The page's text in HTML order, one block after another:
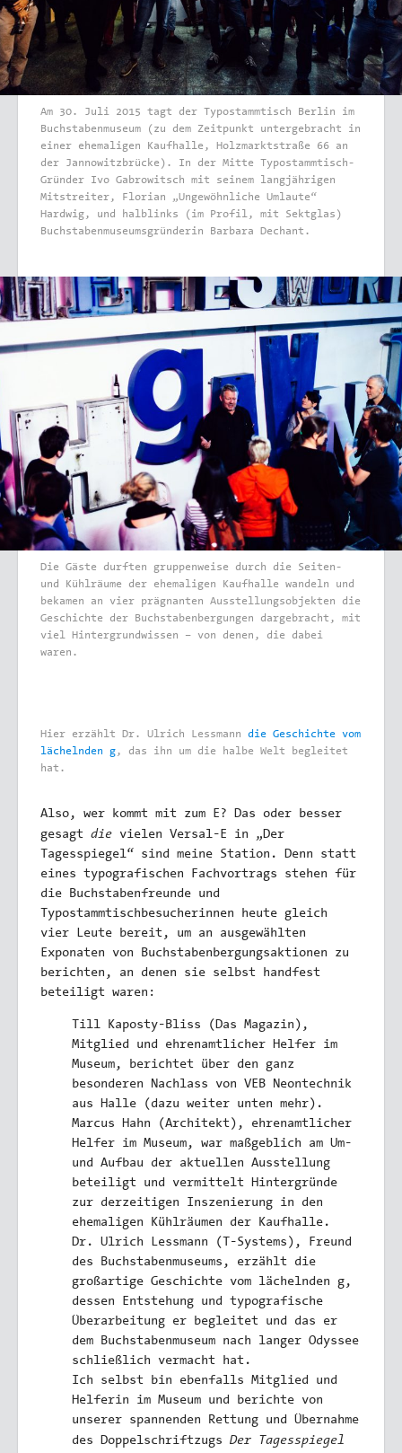
Am 30. Juli 2015 tagt der Typostammtisch Berlin im
Buchstabenmuseum (zu dem Zeitpunkt untergebracht in
einer ehemaligen Kaufhalle, Holzmarktstraße 66 an
der Jannowitzbrücke). In der Mitte Typostammtisch-
Gründer Ivo Gabrowitsch mit seinem langjährigen
Mitstreiter, Florian „Ungewöhnliche Umlaute“
Hardwig, und halblinks (im Profil, mit Sektglas)
Buchstabenmuseumsgründerin Barbara Dechant.
Die Gäste durften gruppenweise durch die Seiten-
und Kühlräume der ehemaligen Kaufhalle wandeln und
bekamen an vier prägnanten Ausstellungsobjekten die
Geschichte der Buchstabenbergungen dargebracht, mit
viel Hintergrundwissen – von denen, die dabei
waren.
Hier erzählt Dr. Ulrich Lessmann die Geschichte vom
lächelnden g, das ihn um die halbe Welt begleitet
hat.
Also, wer kommt mit zum E? Das oder besser
gesagt die vielen Versal-E in „Der
Tagesspiegel“ sind meine Station. Denn statt
eines typografischen Fachvortrags stehen für
die Buchstabenfreunde und
Typostammtischbesucherinnen heute gleich
vier Leute bereit, um an ausgewählten
Exponaten von Buchstabenbergungsaktionen zu
berichten, an denen sie selbst handfest
beteiligt waren:
Till Kaposty-Bliss (Das Magazin),
Mitglied und ehrenamtlicher Helfer im
Museum, berichtet über den ganz
besonderen Nachlass von VEB Neontechnik
aus Halle (dazu weiter unten mehr).
Marcus Hahn (Architekt), ehrenamtlicher
Helfer im Museum, war maßgeblich am Um-
und Aufbau der aktuellen Ausstellung
beteiligt und vermittelt Hintergründe
zur derzeitigen Inszenierung in den
ehemaligen Kühlräumen der Kaufhalle.
Dr. Ulrich Lessmann (T-Systems), Freund
des Buchstabenmuseums, erzählt die
großartige Geschichte vom lächelnden g,
dessen Entstehung und typografische
Überarbeitung er begleitet und das er
dem Buchstabenmuseum nach langer Odyssee
schließlich vermacht hat.
Ich selbst bin ebenfalls Mitglied und
Helferin im Museum und berichte von
unserer spannenden Rettung und Übernahme
des Doppelschriftzugs Der Tagesspiegel